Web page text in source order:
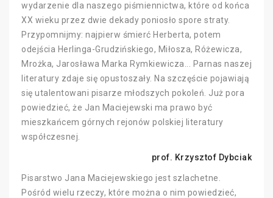
wydarzenie dla naszego piśmiennictwa, które od końca
XX wieku przez dwie dekady poniosło spore straty.
Przypomnijmy: najpierw śmierć Herberta, potem
odejścia Herlinga-Grudzińskiego, Miłosza, Różewicza,
Mrożka, Jarosława Marka Rymkiewicza... Parnas naszej
literatury zdaje się opustoszały. Na szczęście pojawiają
się utalentowani pisarze młodszych pokoleń. Już pora
powiedzieć, że Jan Maciejewski ma prawo być
mieszkańcem górnych rejonów polskiej literatury
współczesnej.
prof. Krzysztof Dybciak
Pisarstwo Jana Maciejewskiego jest szlachetne.
Pośród wielu rzeczy, które można o nim powiedzieć,